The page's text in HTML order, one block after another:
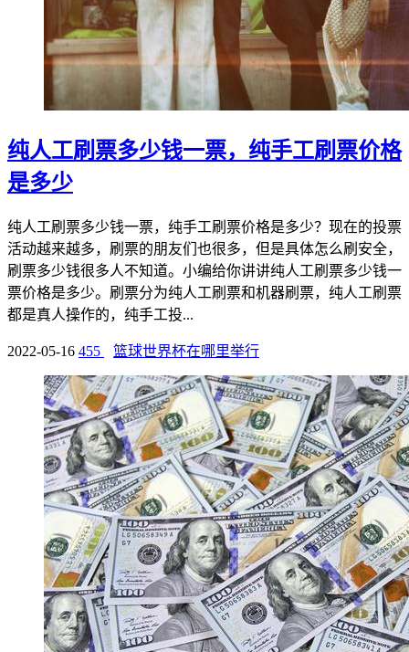
纯人工刷票多少钱一票，纯手工刷票价格
是多少
纯人工刷票多少钱一票，纯手工刷票价格是多少？现在的投票
活动越来越多，刷票的朋友们也很多，但是具体怎么刷安全，
刷票多少钱很多人不知道。小编给你讲讲纯人工刷票多少钱一
票价格是多少。刷票分为纯人工刷票和机器刷票，纯人工刷票
都是真人操作的，纯手工投...
2022-05-16 455 篮球世界杯在哪里举行